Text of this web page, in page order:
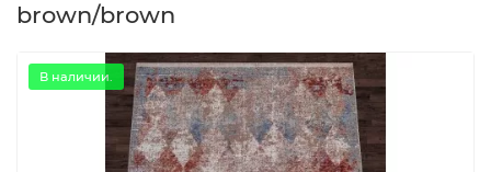
brown/brown
В наличии.